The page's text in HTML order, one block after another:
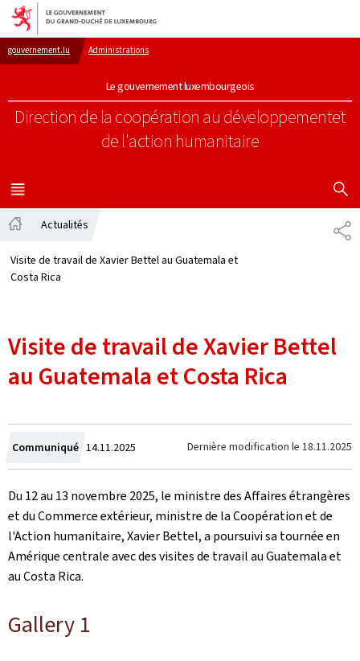
Aller au menu principal
Aller au contenu
gouvernement.lu Administrations
Le gouvernement luxembourgeois
Direction de la coopération au développementet
de l'action humanitaire
MENU
PRINCIPAL
Actualités
Visite de travail de Xavier Bettel au Guatemala et
Costa Rica
Visite de travail de Xavier Bettel
au Guatemala et Costa Rica
Communiqué Crée
le
14.11.2025 Dernière modification le 18.11.2025
Du 12 au 13 novembre 2025, le ministre des Affaires étrangères
et du Commerce extérieur, ministre de la Coopération et de
l'Action humanitaire, Xavier Bettel, a poursuivi sa tournée en
Amérique centrale avec des visites de travail au Guatemala et
au Costa Rica.
Gallery 1